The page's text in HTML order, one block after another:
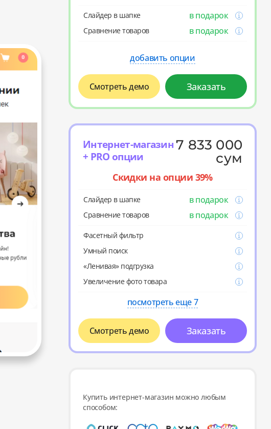
Слайдер в шапке в подарок
Cравнение товаров в подарок
добавить опции
Смотреть демо Заказать
Интернет-магазин
+ PRO опции
7 833 000
сум
Скидки на опции 39%
Слайдер в шапке в подарок
Cравнение товаров в подарок
Фасетный фильтр
Умный поиск
«Ленивая» подгрузка
Увеличение фото товара
посмотреть еще 7
Смотреть демо Заказать
Купить интернет-магазин можно любым
способом: